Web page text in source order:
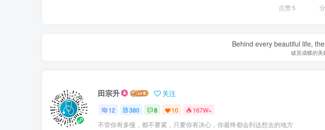
点赞5
Behind every beautiful life,
破茧成蝶的美
田宗升 关注
12 380 8 10 167W+
不管你有多慢，都不要紧，只要你有决心，你最终都会到达想去的地方